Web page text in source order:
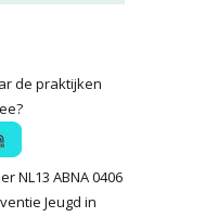
de praktijken
NL13 ABNA 0406
Jeugd in